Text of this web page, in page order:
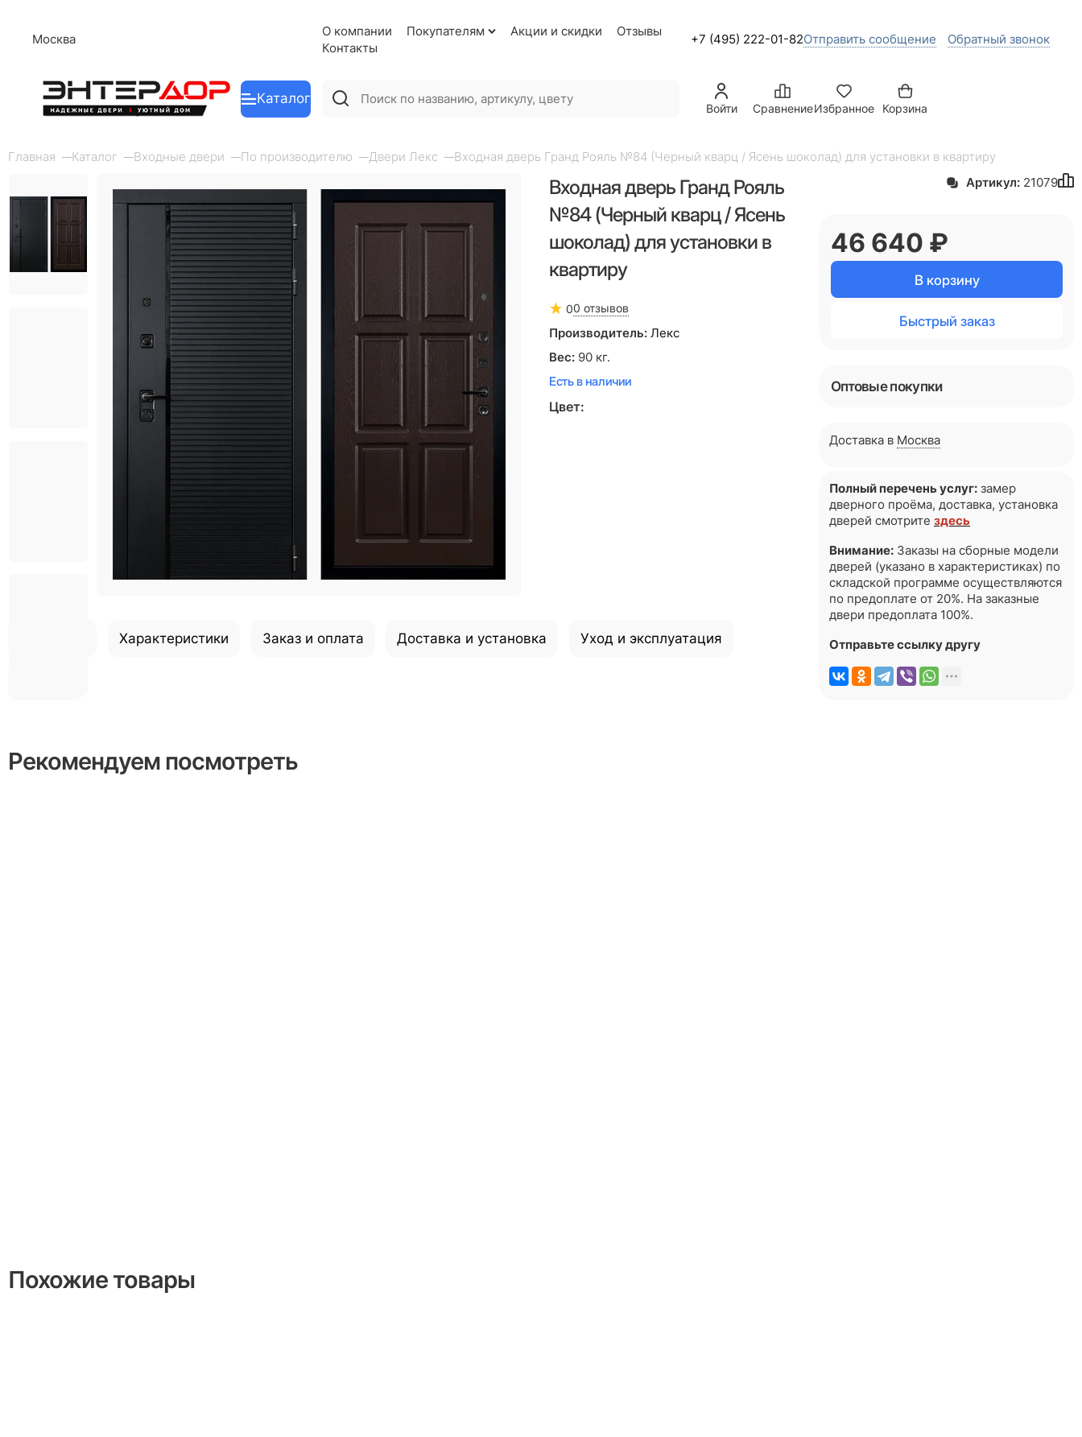
Москва
О компании Покупателям Акции и скидки
Отзывы
Контакты
+7 (495) 222-01-82Отправить сообщение Обратный звонок
Каталог
Войти СравнениеИзбранное Корзина
Главная Каталог Входные двери По производителю Двери Лекс Входная дверь Гранд Рояль №84 (Черный кварц / Ясень шоколад) для установки в квартиру
Входная дверь Гранд Рояль
№84 (Черный кварц / Ясень
шоколад) для установки в
квартиру
00 отзывов
Производитель: Лекс
Вес: 90 кг.
Есть в наличии
Цвет:
Характеристики Заказ и оплата Доставка и установка Уход и эксплуатация
Рекомендуем посмотреть
Похожие товары
Артикул: 21079
46 640 ₽
В корзину
Быстрый заказ
Оптовые покупки
Доставка в Москва
Полный перечень услуг: замер
дверного проёма, доставка, установка
дверей смотрите здесь
Внимание: Заказы на сборные модели
дверей (указано в характеристиках) по
складской программе осуществляются
по предоплате от 20%. На заказные
двери предоплата 100%.
Отправьте ссылку другу